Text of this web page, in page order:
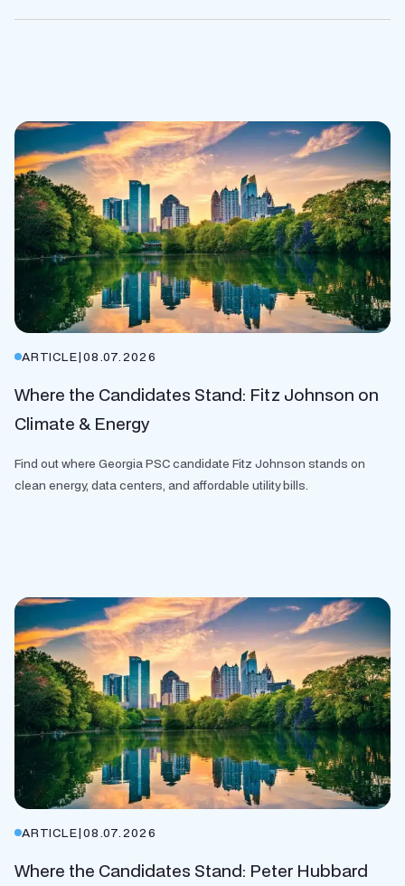
ARTICLE|08.07.2026
Where the Candidates Stand: Fitz Johnson on
Climate & Energy
Find out where Georgia PSC candidate Fitz Johnson stands on
clean energy, data centers, and affordable utility bills.
ARTICLE|08.07.2026
Where the Candidates Stand: Peter Hubbard